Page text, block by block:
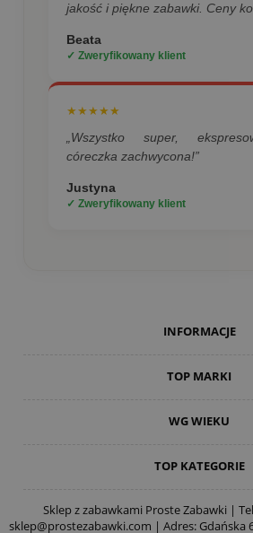
jakość i piękne zabawki. Ceny
Beata
✓ Zweryfikowany klient
★★★★★
„Wszystko super,
córeczka zachwycona!”
Justyna
✓ Zweryfikowany klient
INFORMACJE
TOP MARKI
WG WIEKU
TOP KATEGORIE
Sklep z zabawkami Proste Zabawki |
sklep@prostezabawki.com | Adres: Gdańska